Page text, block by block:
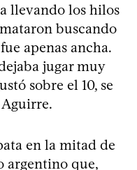
llevando los hilos
buscando
apenas ancha.
jugar muy
sobre el 10, se
en la mitad de
argentino que,